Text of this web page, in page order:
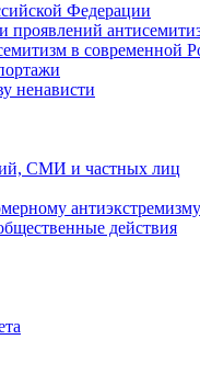
Федерации
проявлений
в современной
ненависти
СМИ и частных лиц
антиэкстремизму
действия